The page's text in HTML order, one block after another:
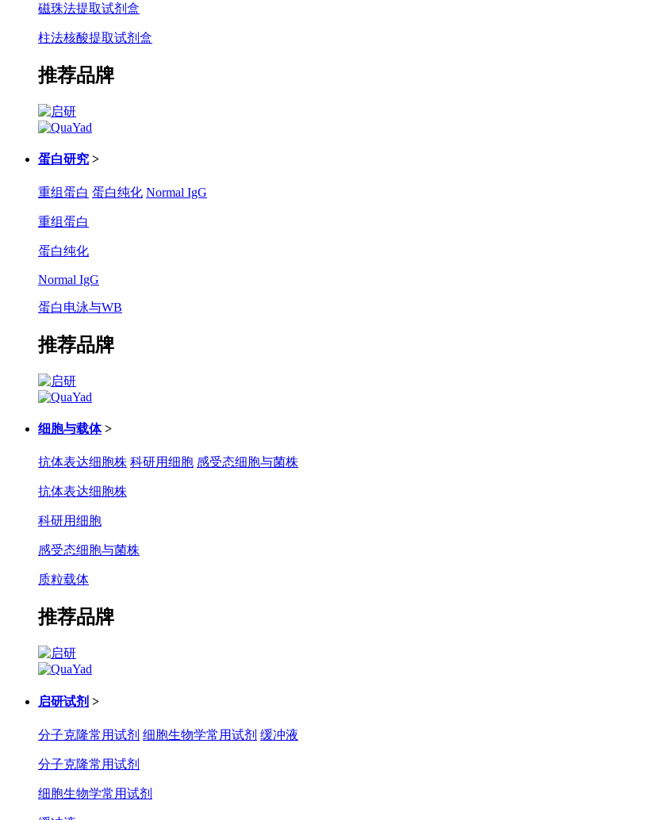
磁珠法提取试剂盒
柱法核酸提取试剂盒
推荐品牌
蛋白研究 >
重组蛋白 蛋白纯化 Normal IgG
重组蛋白
蛋白纯化
Normal IgG
蛋白电泳与WB
推荐品牌
细胞与载体 >
抗体表达细胞株 科研用细胞 感受态细胞与菌株
抗体表达细胞株
科研用细胞
感受态细胞与菌株
质粒载体
推荐品牌
启研试剂 >
分子克隆常用试剂 细胞生物学常用试剂 缓冲液
分子克隆常用试剂
细胞生物学常用试剂